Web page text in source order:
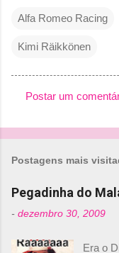
Alfa Romeo Racing
Kimi Räikkönen
o
n
t
r
Postar um
Postagens mais
Pegadinha do
- dezembro 30, 2009
Era o